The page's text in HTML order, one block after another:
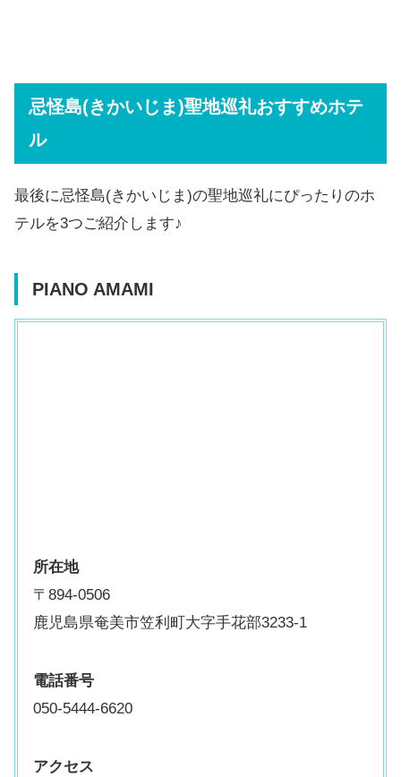
忌怪島(きかいじま)聖地巡礼おすすめホテ
ル
最後に忌怪島(きかいじま)の聖地巡礼にぴったりのホ
テルを3つご紹介します♪
PIANO AMAMI
所在地
〒894-0506
鹿児島県奄美市笠利町大字手花部3233-1
電話番号
050-5444-6620
アクセス